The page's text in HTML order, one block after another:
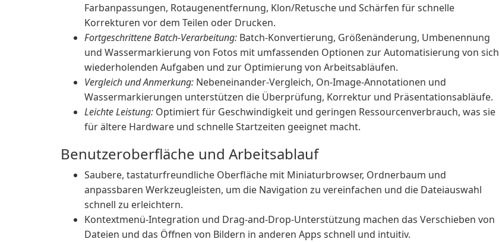
Farbanpassungen, Rotaugenentfernung, Klon/Retusche und Schärfen für schnelle
Korrekturen vor dem Teilen oder Drucken.
Fortgeschrittene Batch-Verarbeitung: Batch-Konvertierung, Größenänderung, Umbenennung
und Wassermarkierung von Fotos mit umfassenden Optionen zur Automatisierung von sich
wiederholenden Aufgaben und zur Optimierung von Arbeitsabläufen.
Vergleich und Anmerkung: Nebeneinander-Vergleich, On-Image-Annotationen und
Wassermarkierungen unterstützen die Überprüfung, Korrektur und Präsentationsabläufe.
Leichte Leistung: Optimiert für Geschwindigkeit und geringen Ressourcenverbrauch, was sie
für ältere Hardware und schnelle Startzeiten geeignet macht.
Benutzeroberfläche und Arbeitsablauf
Saubere, tastaturfreundliche Oberfläche mit Miniaturbrowser, Ordnerbaum und
anpassbaren Werkzeugleisten, um die Navigation zu vereinfachen und die Dateiauswahl
schnell zu erleichtern.
Kontextmenü-Integration und Drag-and-Drop-Unterstützung machen das Verschieben von
Dateien und das Öffnen von Bildern in anderen Apps schnell und intuitiv.